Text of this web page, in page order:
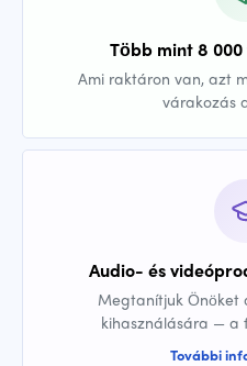
Több mint 8
Ami raktáron van, azt
várakozás
Audio- és
Megtanítjuk Önöket
kihasználására — a
További